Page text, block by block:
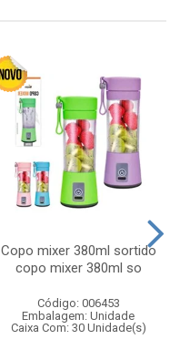
Copo mixer 380ml sortido
copo mixer 380ml so
Código: 006453
Embalagem: Unidade
Caixa Com: 30 Unidade(s)